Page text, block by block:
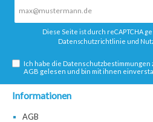
Adresse*
Diese Seite ist durch reCAPTCHA
Datenschutzrichtlinie und
Ich habe dieDatenschutzbestimmungen
AGB gelesen und bin mit ihnen
Informationen
AGB